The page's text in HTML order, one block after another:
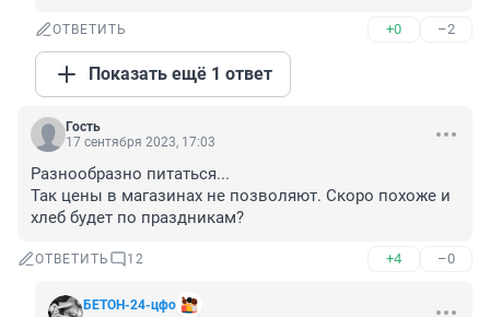
ОТВЕТИТЬ +0 –2
Показать ещё 1 ответ
Гость
17 сентября 2023, 17:03
Разнообразно питаться...
Так цены в магазинах не позволяют. Скоро похоже и
хлеб будет по праздникам?
ОТВЕТИТЬ 12 +4 –0
БЕТОН-24-цфо